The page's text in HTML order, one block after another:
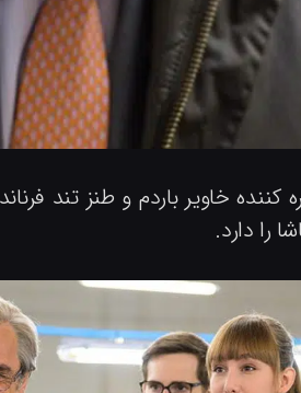
کننده خاویر باردم و طنز تند
را دارد.